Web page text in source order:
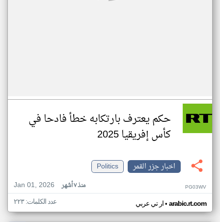
حكم يعترف بارتكابه خطأ فادحا في
كأس إفريقيا 2025
اخبار جزر القمر
Politics
Jan 01, 2026
منذ ٧ أشهر PG03WV
ار تي عربي• arabic.rt.com عدد الكلمات: ٢٢٣